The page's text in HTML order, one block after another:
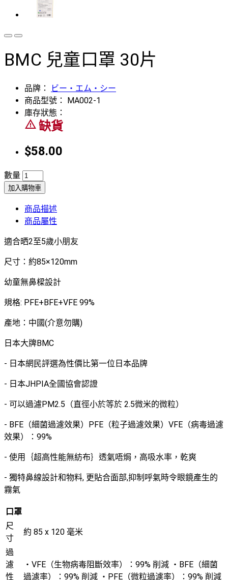
BMC 兒童口罩 30片
品牌：
ビー・エム・シー
商品型號： MA002-1
庫存狀態：
warning_amber 缺貨
$58.00
數量
加入購物車
商品描述
商品屬性
適合晒2至5歲小朋友
尺寸：約85×120mm
幼童無鼻樑設計
規格: PFE+BFE+VFE 99%
產地：中國(介意勿購)
日本大牌BMC
- 日本網民評選為性價比第一位日本品牌
- 日本JHPIA全國協會認證
- 可以過濾PM2.5（直徑小於等於 2.5微米的微粒）
- BFE（細菌過濾效果）PFE（粒子過濾效果）VFE（病毒過濾
效果）：99%
- 使用｛超高性能無紡布｝透氣唔焗，高吸水率，乾爽
- 獨特鼻線設計和物料, 更貼合面部,抑制呼氣時令眼鏡產生的
霧氣
口罩
尺
寸
約 85 x 120 毫米
過
濾
性
・VFE（生物病毒阻斷效率）：99% 削減 ・BFE（細菌
過濾率）：99% 削減 ・PFE（微粒過濾率）：99% 削減